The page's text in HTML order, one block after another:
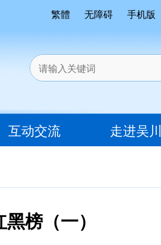
繁體 无障碍 手机版
互动交流 走进吴川
榜（一）